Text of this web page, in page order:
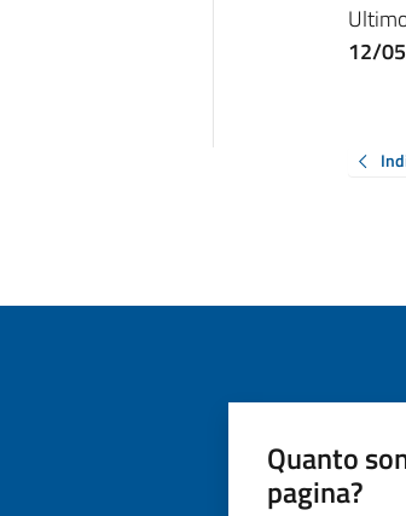
12/
Quanto
pagina?